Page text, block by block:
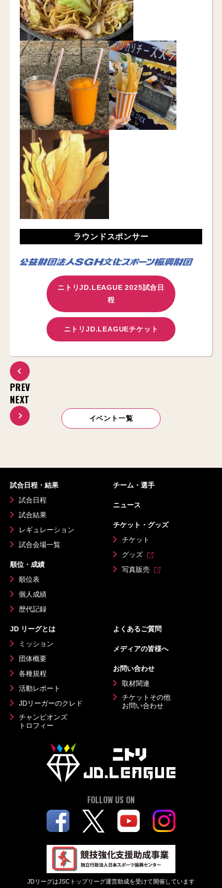
ラウンドスポンサー
ニトリJD.LEAGUE 2025試合日
程
ニトリJD.LEAGUEチケット
PREV
イベント一覧
NEXT
試合日程・結果
試合日程
試合結果
レギュレーション
試合会場一覧
順位・成績
順位表
個人成績
歴代記録
チーム・選手
ニュース
チケット・グッズ
チケット
グッズ
写真販売
JD リーグとは
ミッション
団体概要
各種規程
活動レポート
JDリーガーのクレド
チャンピオンズ
トロフィー
よくあるご質問
メディアの皆様へ
お問い合わせ
取材関連
チケットその他
お問い合わせ
FOLLOW US ON
JDリーグはJSCトップリーグ運営助成を受けて開催しています